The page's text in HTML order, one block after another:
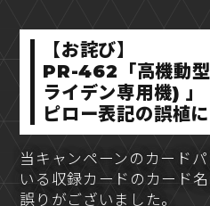
【お詫び】
PR-462「高機動
ライデン専用機) 」
ピロー表記の誤植
当キャンペーンのカード
いる収録カードのカード
誤りがございました。